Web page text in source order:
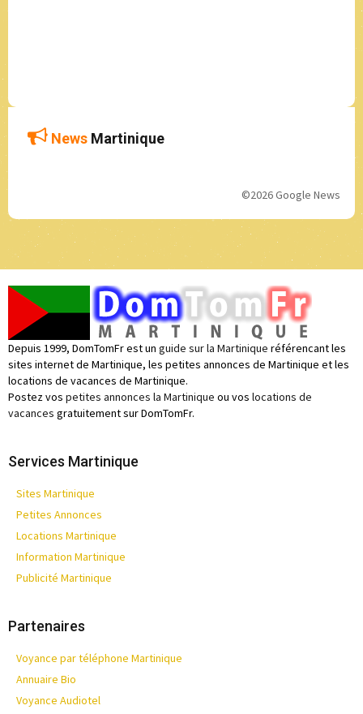
News Martinique
©2026 Google News
Depuis 1999, DomTomFr est un guide sur la Martinique référencant les
sites internet de Martinique, les petites annonces de Martinique et les
locations de vacances de Martinique.
Postez vos petites annonces la Martinique ou vos locations de
vacances gratuitement sur DomTomFr.
Services Martinique
Sites Martinique
Petites Annonces
Locations Martinique
Information Martinique
Publicité Martinique
Partenaires
Voyance par téléphone Martinique
Annuaire Bio
Voyance Audiotel